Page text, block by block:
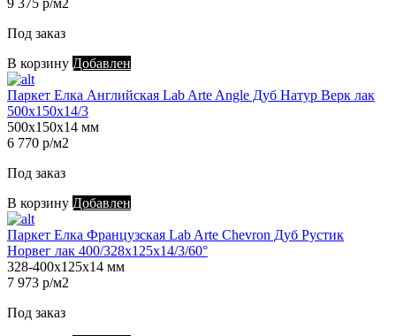
9 375 р/м2
Под заказ
В корзину Добавлен
Паркет Елка Английская Lab Arte Angle Дуб Натур Верк лак
500х150х14/3
500х150х14 мм
6 770 р/м2
Под заказ
В корзину Добавлен
Паркет Елка Французская Lab Arte Chevron Дуб Рустик
Норвег лак 400/328х125х14/3/60°
328-400х125х14 мм
7 973 р/м2
Под заказ